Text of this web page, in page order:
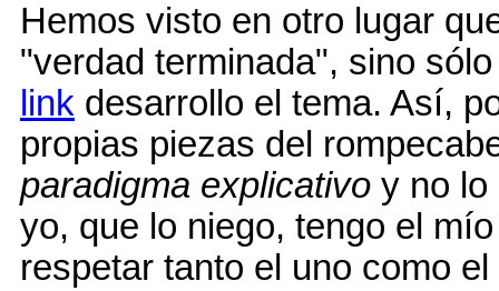
Hemos visto en otro lugar
"verdad terminada", sino
link desarrollo el tema. Así,
propias piezas del
paradigma explicativo y no lo
yo, que lo niego, tengo el
respetar tanto el uno como